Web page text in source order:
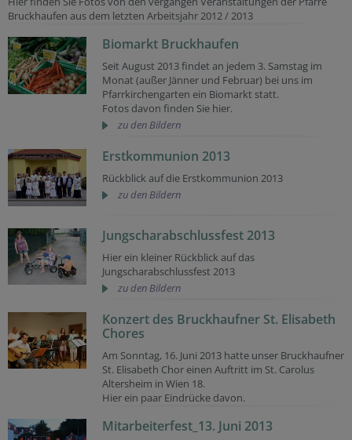
Bruckhaufen aus dem letzten Arbeitsjahr 2012 / 2013
Biomarkt Bruckhaufen
Seit August 2013 findet an jedem 3. Samstag im
Monat (außer Jänner und Februar) bei uns im
Pfarrkirchengarten ein Biomarkt statt.
Fotos davon finden Sie hier.
zu den Bildern
Erstkommunion 2013
Rückblick auf die Erstkommunion 2013
zu den Bildern
Jungscharabschlussfest 2013
Hier ein kleiner Rückblick auf das
Jungscharabschlussfest 2013
zu den Bildern
Konzert des Bruckhaufner St. Elisabeth
Chores
Am Sonntag, 16. Juni 2013 hatte unser Bruckhaufner
St. Elisabeth Chor einen Auftritt im St. Carolus
Altersheim in Wien 18.
Hier ein paar Eindrücke davon.
Mitarbeiterfest_13. Juni 2013